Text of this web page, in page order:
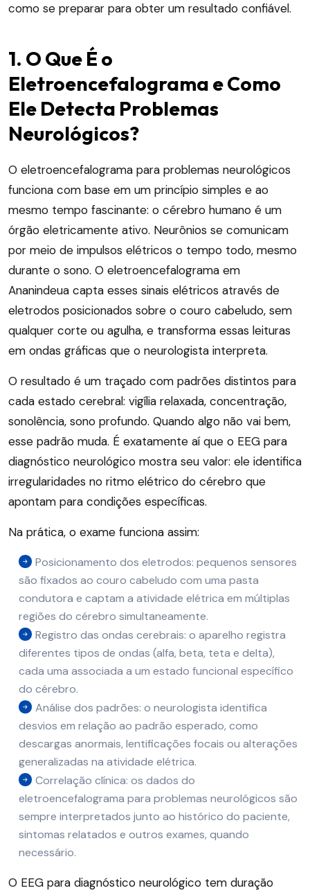
como se preparar para obter um resultado confiável.
1. O Que É o
Eletroencefalograma e Como
Ele Detecta Problemas
Neurológicos?
O eletroencefalograma para problemas neurológicos
funciona com base em um princípio simples e ao
mesmo tempo fascinante: o cérebro humano é um
órgão eletricamente ativo. Neurônios se comunicam
por meio de impulsos elétricos o tempo todo, mesmo
durante o sono. O eletroencefalograma em
Ananindeua capta esses sinais elétricos através de
eletrodos posicionados sobre o couro cabeludo, sem
qualquer corte ou agulha, e transforma essas leituras
em ondas gráficas que o neurologista interpreta.
O resultado é um traçado com padrões distintos para
cada estado cerebral: vigília relaxada, concentração,
sonolência, sono profundo. Quando algo não vai bem,
esse padrão muda. É exatamente aí que o EEG para
diagnóstico neurológico mostra seu valor: ele identifica
irregularidades no ritmo elétrico do cérebro que
apontam para condições específicas.
Na prática, o exame funciona assim:
Posicionamento dos eletrodos: pequenos sensores
são fixados ao couro cabeludo com uma pasta
condutora e captam a atividade elétrica em múltiplas
regiões do cérebro simultaneamente.
Registro das ondas cerebrais: o aparelho registra
diferentes tipos de ondas (alfa, beta, teta e delta),
cada uma associada a um estado funcional específico
do cérebro.
Análise dos padrões: o neurologista identifica
desvios em relação ao padrão esperado, como
descargas anormais, lentificações focais ou alterações
generalizadas na atividade elétrica.
Correlação clínica: os dados do
eletroencefalograma para problemas neurológicos são
sempre interpretados junto ao histórico do paciente,
sintomas relatados e outros exames, quando
necessário.
O EEG para diagnóstico neurológico tem duração